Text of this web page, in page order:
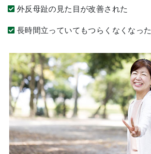
外反母趾の見た目が改善された
長時間立っていてもつらくなくなった